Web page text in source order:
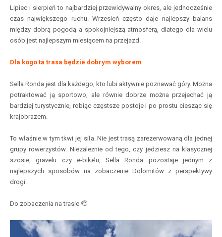
Lipiec i sierpień to najbardziej przewidywalny okres, ale jednocześnie
czas największego ruchu. Wrzesień często daje najlepszy balans
między dobrą pogodą a spokojniejszą atmosferą, dlatego dla wielu
osób jest najlepszym miesiącem na przejazd.
Dla kogo ta trasa będzie dobrym wyborem
Sella Ronda jest dla każdego, kto lubi aktywnie poznawać góry. Można
potraktować ją sportowo, ale równie dobrze można przejechać ją
bardziej turystycznie, robiąc częstsze postoje i po prostu ciesząc się
krajobrazem.
To właśnie w tym tkwi jej siła. Nie jest trasą zarezerwowaną dla jednej
grupy rowerzystów. Niezależnie od tego, czy jedziesz na klasycznej
szosie, gravelu czy e-bike’u, Sella Ronda pozostaje jednym z
najlepszych sposobów na zobaczenie Dolomitów z perspektywy
drogi.
Do zobaczenia na trasie 🫡